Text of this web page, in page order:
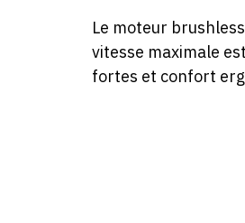
Le moteur
vitesse maximale
fortes et confort